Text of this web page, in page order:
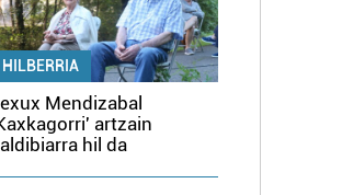
HILBERRIA
Mendizabal
artzain
hil da